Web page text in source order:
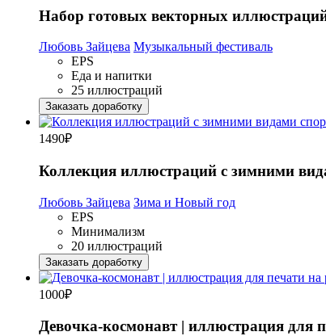
Набор готовых векторных
Любовь Зайцева Музыкальный фестиваль
EPS
Еда и напитки
25 иллюстраций
Заказать доработку
1490₽
Коллекция иллюстраций с зимними
Любовь Зайцева Зима и Новый год
EPS
Минимализм
20 иллюстраций
Заказать доработку
1000₽
Девочка-космонавт | иллюстрация для